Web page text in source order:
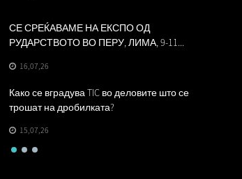
СЕ СРЕЌАВАМЕ НА ЕКСПО ОД
РУДАРСТВОТО ВО ПЕРУ, ЛИМА, 9-11...
16,07,26
Како се вградува TIC во деловите што се
трошат на дробилката?
15,07,26